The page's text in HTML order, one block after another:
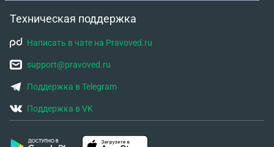
Техническая поддержка
Написать в чате на Pravoved.ru
support@pravoved.ru
Поддержка в Telegram
Поддержка в VK